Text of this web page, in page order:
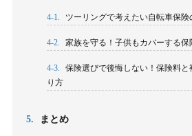
4-1. ツーリングで考えたい自転車保険
4-2. 家族を守る！子供もカバーする保
4-3.
保険選びで後悔しない！保険料
り方
5. まとめ